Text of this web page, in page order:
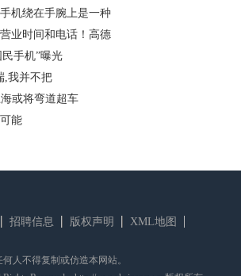
机绕在手腕上是一种
业时间和电话！高德
手机”曝光
,我并不把
或将弯道超车
能
招聘信息 版权声明
XML地图
何人不得复制或仿造本网站。